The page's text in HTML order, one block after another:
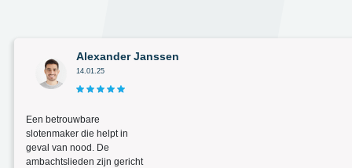
Alexander Janssen
14.01.25
Een betrouwbare
slotenmaker die helpt in
geval van nood. De
ambachtslieden zijn gericht